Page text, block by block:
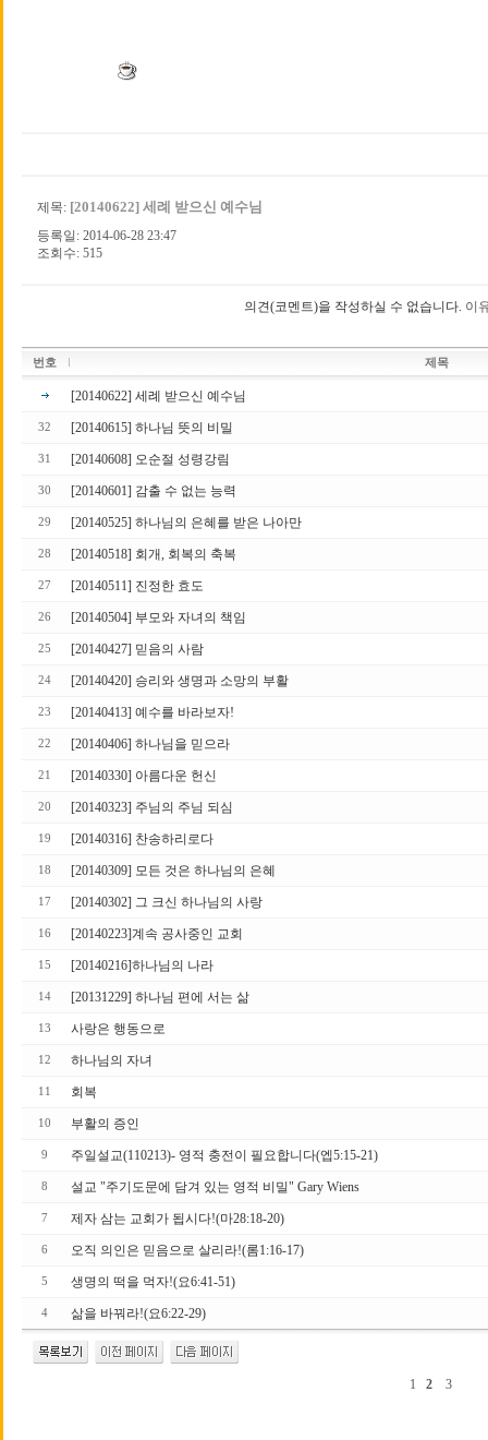
제목: [20140622] 세례 받으신 예수님
등록일: 2014-06-28 23:47
조회수: 515
의견(코멘트)을 작성하실 수 없습니다. 이
번호 제목
[20140622] 세례 받으신 예수님
32 [20140615] 하나님 뜻의 비밀
31 [20140608] 오순절 성령강림
30 [20140601] 감출 수 없는 능력
29 [20140525] 하나님의 은혜를 받은 나아만
28 [20140518] 회개, 회복의 축복
27 [20140511] 진정한 효도
26 [20140504] 부모와 자녀의 책임
25 [20140427] 믿음의 사람
24 [20140420] 승리와 생명과 소망의 부활
23 [20140413] 예수를 바라보자!
22 [20140406] 하나님을 믿으라
21 [20140330] 아름다운 헌신
20 [20140323] 주님의 주님 되심
19 [20140316] 찬송하리로다
18 [20140309] 모든 것은 하나님의 은혜
17 [20140302] 그 크신 하나님의 사랑
16 [20140223]계속 공사중인 교회
15 [20140216]하나님의 나라
14 [20131229] 하나님 편에 서는 삶
13 사랑은 행동으로
12 하나님의 자녀
11 회복
10 부활의 증인
9 주일설교(110213)- 영적 충전이 필요합니다(엡5:15-21)
8 설교 "주기도문에 담겨 있는 영적 비밀" Gary Wiens
7 제자 삼는 교회가 됩시다!(마28:18-20)
6 오직 의인은 믿음으로 살리라!(롬1:16-17)
5 생명의 떡을 먹자!(요6:41-51)
4 삶을 바꿔라!(요6:22-29)
1 2 3